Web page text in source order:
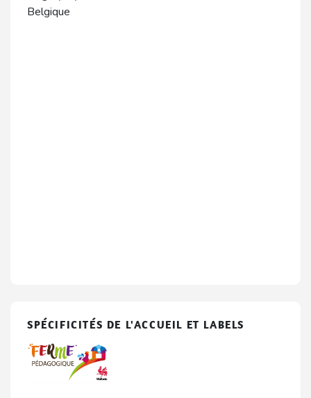
Belgique
SPÉCIFICITÉS DE L'ACCUEIL ET LABELS